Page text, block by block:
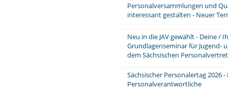
Personalversammlungen und
interessant gestalten - Neuer
Neu in die JAV gewählt - Deine /
Grundlagenseminar für Jugend-
dem Sächsischen
Sächsischer Personalertag 2026
Personalverantwortliche